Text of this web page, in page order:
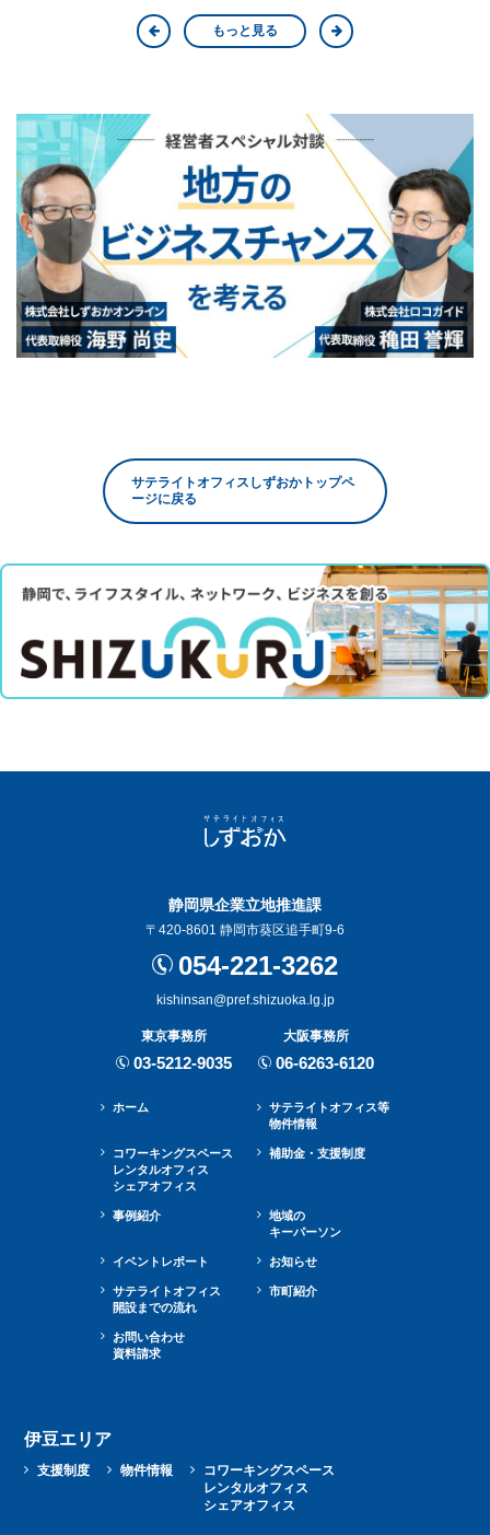
もっと見る
サテライトオフィスしずおかトップペ
ージに戻る
静岡県企業立地推進課
〒420-8601 静岡市葵区追手町9-6
054-221-3262
kishinsan@pref.shizuoka.lg.jp
東京事務所
03-5212-9035
大阪事務所
06-6263-6120
ホーム
サテライトオフィス等
物件情報
コワーキングスペース
レンタルオフィス
シェアオフィス
補助金・⽀援制度
事例紹介
地域の
キーパーソン
イベントレポート お知らせ
サテライトオフィス
開設までの流れ
市町紹介
お問い合わせ
資料請求
伊豆エリア
支援制度 物件情報
コワーキングスペース
レンタルオフィス
シェアオフィス